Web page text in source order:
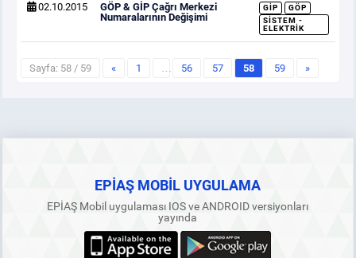
02.10.2015
GÖP & GİP Çağrı Merkezi
Numaralarının Değişimi
GİP
GÖP
SISTEM -
ELEKTRIK
Sayfa: 58 / 59 « 1 … 56 57 58 59 »
EPİAŞ MOBİL UYGULAMA
EPİAŞ Mobil uygulaması IOS ve ANDROID versiyonları
yayında